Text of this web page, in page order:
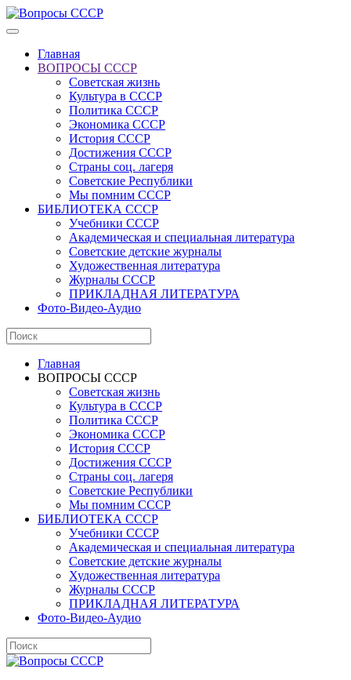
Главная
ВОПРОСЫ СССР
Советская жизнь
Культура в СССР
Политика СССР
Экономика СССР
История СССР
Достижения СССР
Страны соц. лагеря
Советские Республики
Мы помним СССР
БИБЛИОТЕКА СССР
Учебники СССР
Академическая и специальная литература
Советские детские журналы
Художественная литература
Журналы СССР
ПРИКЛАДНАЯ ЛИТЕРАТУРА
Фото-Видео-Аудио
Главная
ВОПРОСЫ СССР
Советская жизнь
Культура в СССР
Политика СССР
Экономика СССР
История СССР
Достижения СССР
Страны соц. лагеря
Советские Республики
Мы помним СССР
БИБЛИОТЕКА СССР
Учебники СССР
Академическая и специальная литература
Советские детские журналы
Художественная литература
Журналы СССР
ПРИКЛАДНАЯ ЛИТЕРАТУРА
Фото-Видео-Аудио